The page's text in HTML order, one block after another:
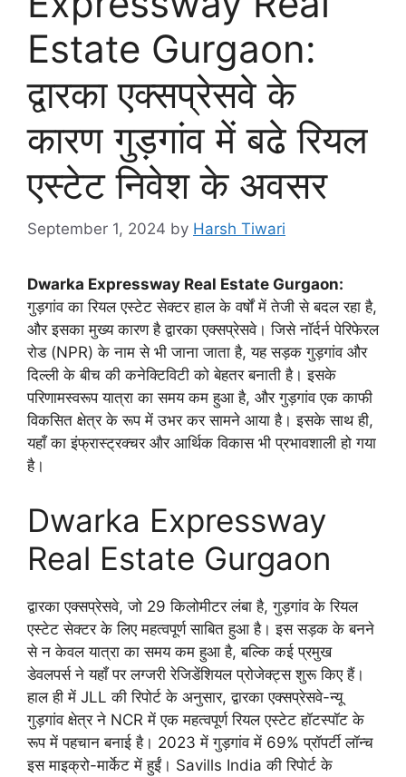
Estate Gurgaon:
द्वारका एक्सप्रेसवे के
कारण गुड़गांव में बढे रियल
एस्टेट निवेश के अवसर
September 1, 2024 by Harsh Tiwari
Dwarka Expressway Real Estate Gurgaon:
गुड़गांव का रियल एस्टेट सेक्टर हाल के वर्षों में तेजी से बदल रहा है,
और इसका मुख्य कारण है द्वारका एक्सप्रेसवे। जिसे नॉर्दर्न पेरिफेरल
रोड (NPR) के नाम से भी जाना जाता है, यह सड़क गुड़गांव और
दिल्ली के बीच की कनेक्टिविटी को बेहतर बनाती है। इसके
परिणामस्वरूप यात्रा का समय कम हुआ है, और गुड़गांव एक काफी
विकसित क्षेत्र के रूप में उभर कर सामने आया है। इसके साथ ही,
यहाँ का इंफ्रास्ट्रक्चर और आर्थिक विकास भी प्रभावशाली हो गया
है।
Dwarka Expressway
Real Estate Gurgaon
द्वारका एक्सप्रेसवे, जो 29 किलोमीटर लंबा है, गुड़गांव के रियल
एस्टेट सेक्टर के लिए महत्वपूर्ण साबित हुआ है। इस सड़क के बनने
से न केवल यात्रा का समय कम हुआ है, बल्कि कई प्रमुख
डेवलपर्स ने यहाँ पर लग्जरी रेजिडेंशियल प्रोजेक्ट्स शुरू किए हैं।
हाल ही में JLL की रिपोर्ट के अनुसार, द्वारका एक्सप्रेसवे-न्यू
गुड़गांव क्षेत्र ने NCR में एक महत्वपूर्ण रियल एस्टेट हॉटस्पॉट के
रूप में पहचान बनाई है। 2023 में गुड़गांव में 69% प्रॉपर्टी लॉन्च
इस माइक्रो-मार्केट में हुईं। Savills India की रिपोर्ट के